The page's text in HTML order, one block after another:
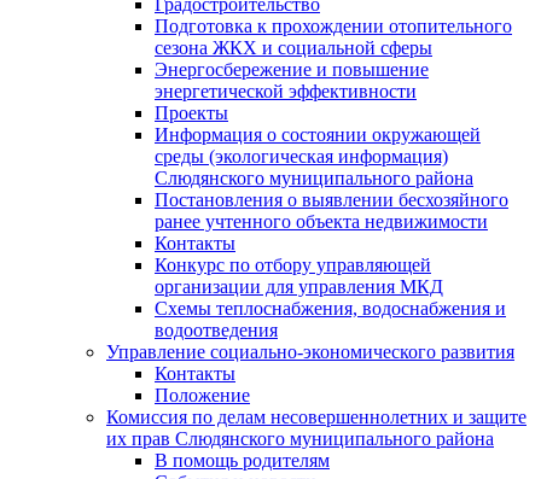
Градостроительство
Подготовка к прохождении отопительного
сезона ЖКХ и социальной сферы
Энергосбережение и повышение
энергетической эффективности
Проекты
Информация о состоянии окружающей
среды (экологическая информация)
Слюдянского муниципального района
Постановления о выявлении бесхозяйного
ранее учтенного объекта недвижимости
Контакты
Конкурс по отбору управляющей
организации для управления МКД
Схемы теплоснабжения, водоснабжения и
водоотведения
Управление социально-экономического развития
Контакты
Положение
Комиссия по делам несовершеннолетних и защите
их прав Слюдянского муниципального района
В помощь родителям